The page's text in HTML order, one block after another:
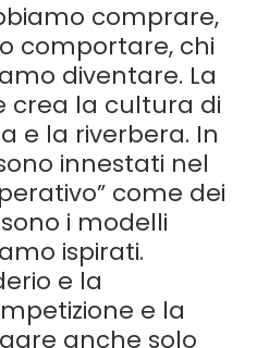
comprare,
comportare, chi
diventare. La
crea la cultura di
e la riverbera. In
innestati nel
come dei
i modelli
ispirati.
e la
e la
anche solo